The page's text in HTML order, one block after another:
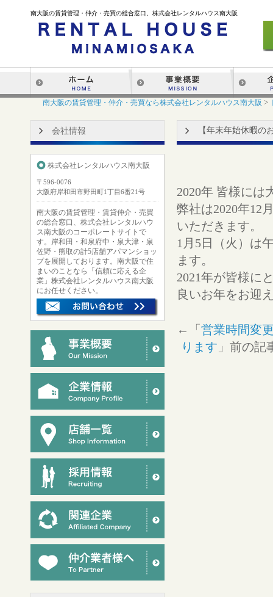
南大阪の賃貸管理・仲介・売買の総合窓口、株式会社レンタルハウス南大阪
南大阪の賃貸管理・仲介・売買なら株式会社レンタルハウス南大阪 >
【年末年始休暇の
2020年 皆様には
弊社は2020年12
いただきます。
1月5日（火）は
ます。
2021年が皆様に
良いお年をお迎
←「 営業時間変
ります 」前の
会社情報
株式会社レンタルハウス南大阪
〒596-0076
大阪府岸和田市野田町1丁目6番21号
南大阪の賃貸管理・賃貸仲介・売買
の総合窓口、株式会社レンタルハウ
ス南大阪のコーポレートサイトで
す。岸和田・和泉府中・泉大津・泉
佐野・熊取の計5店舗アパマンショッ
プを展開しております。南大阪で住
まいのことなら「信頼に応える企
業」株式会社レンタルハウス南大阪
にお任せください。